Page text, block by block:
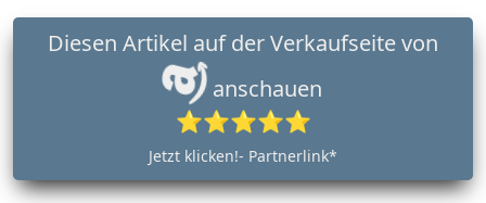
anschauen
⭐⭐⭐⭐⭐
Jetzt klicken!- Partnerlink*